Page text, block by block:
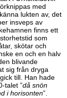
med
lukten av, det
insveps av
finns ett
som
skötar och
en och en halv
blivande
sig från dryga
till. Han hade
talet ”då snön
i horisonten”.